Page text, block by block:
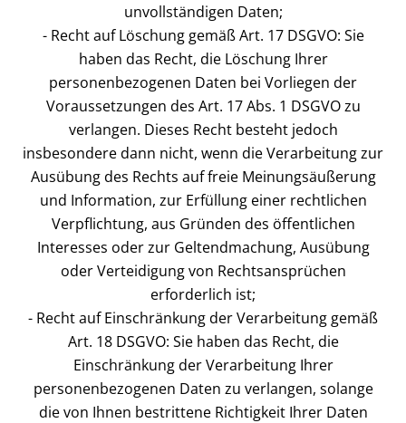
unvollständigen Daten;
- Recht auf Löschung gemäß Art. 17 DSGVO: Sie
haben das Recht, die Löschung Ihrer
personenbezogenen Daten bei Vorliegen der
Voraussetzungen des Art. 17 Abs. 1 DSGVO zu
verlangen. Dieses Recht besteht jedoch
insbesondere dann nicht, wenn die Verarbeitung zur
Ausübung des Rechts auf freie Meinungsäußerung
und Information, zur Erfüllung einer rechtlichen
Verpflichtung, aus Gründen des öffentlichen
Interesses oder zur Geltendmachung, Ausübung
oder Verteidigung von Rechtsansprüchen
erforderlich ist;
- Recht auf Einschränkung der Verarbeitung gemäß
Art. 18 DSGVO: Sie haben das Recht, die
Einschränkung der Verarbeitung Ihrer
personenbezogenen Daten zu verlangen, solange
die von Ihnen bestrittene Richtigkeit Ihrer Daten